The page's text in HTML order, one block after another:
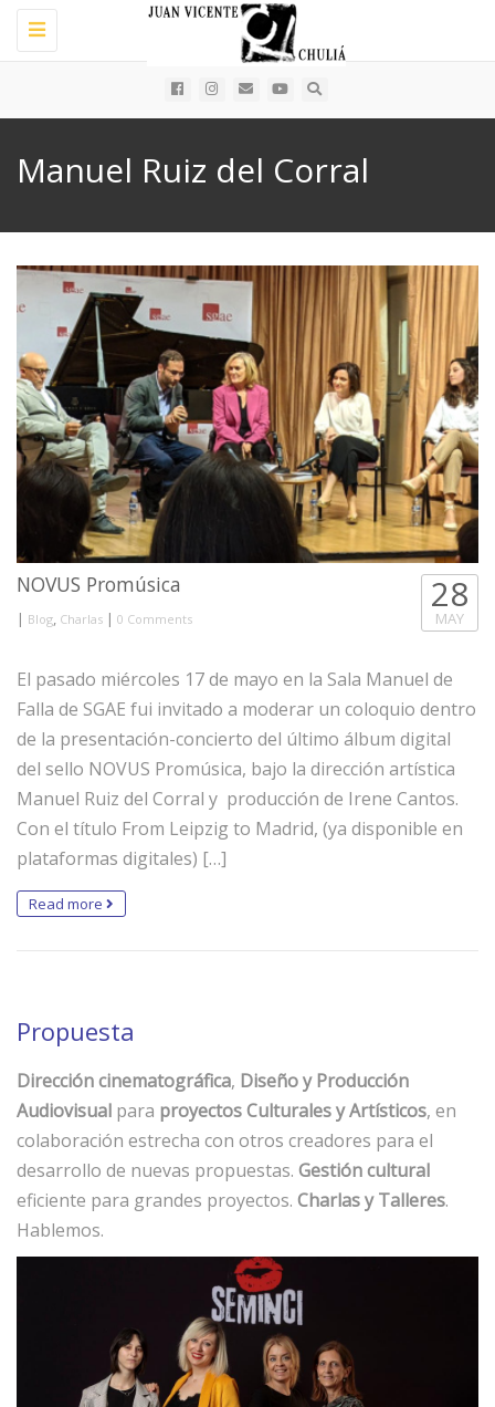
Toggle
navigation
Manuel Ruiz del Corral
NOVUS Promúsica
| Blog, Charlas | 0 Comments
28
MAY
El pasado miércoles 17 de mayo en la Sala Manuel de
Falla de SGAE fui invitado a moderar un coloquio dentro
de la presentación-concierto del último álbum digital
del sello NOVUS Promúsica, bajo la dirección artística
Manuel Ruiz del Corral y producción de Irene Cantos.
Con el título From Leipzig to Madrid, (ya disponible en
plataformas digitales) […]
Read more
Propuesta
Dirección cinematográfica, Diseño y Producción
Audiovisual para proyectos Culturales y Artísticos, en
colaboración estrecha con otros creadores para el
desarrollo de nuevas propuestas. Gestión cultural
eficiente para grandes proyectos. Charlas y Talleres.
Hablemos.